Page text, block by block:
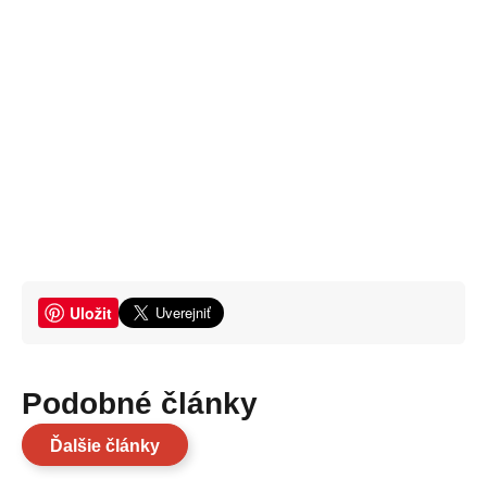
Uložit
Podobné články
Ďalšie články